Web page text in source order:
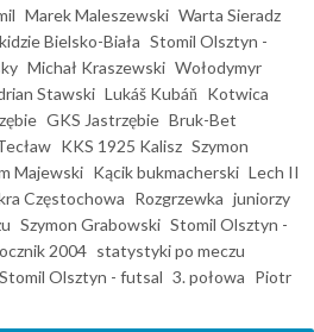
Marek Maleszewski Warta Sieradz
Bielsko-Biała Stomil Olsztyn -
Michał Kraszewski Wołodymyr
Stawski Lukáš Kubáň Kotwica
GKS Jastrzębie Bruk-Bet
KKS 1925 Kalisz Szymon
Majewski Kącik bukmacherski Lech II
Częstochowa Rozgrzewka juniorzy
Szymon Grabowski Stomil Olsztyn -
2004 statystyki po meczu
Stomil Olsztyn - futsal 3. połowa Piotr